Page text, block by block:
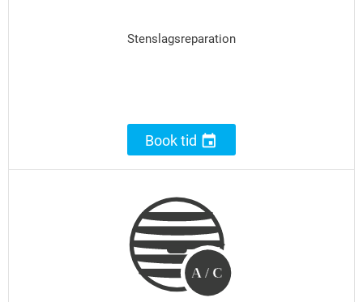
Stenslagsreparation
Book tid 
A / C